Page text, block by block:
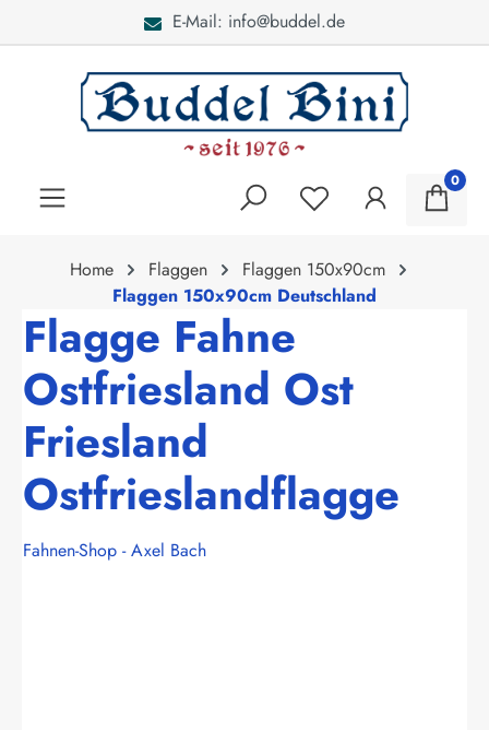
E-Mail: info@buddel.de
0
Home Flaggen
Flaggen 150x90cm
Flaggen 150x90cm Deutschland
Flagge Fahne
Ostfriesland Ost
Friesland
Ostfrieslandflagge
Fahnen-Shop - Axel Bach